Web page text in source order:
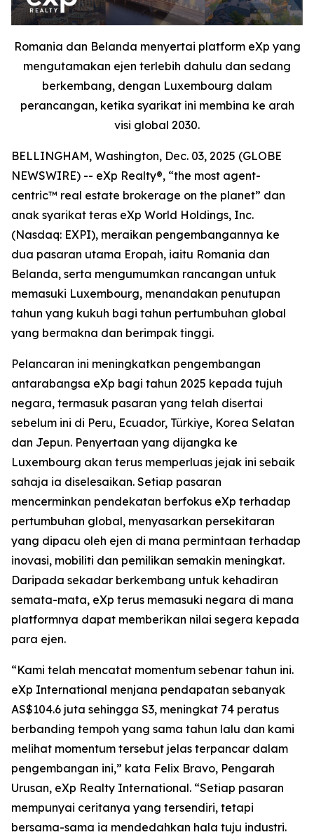
Romania dan Belanda menyertai platform eXp yang
mengutamakan ejen terlebih dahulu dan sedang
berkembang, dengan Luxembourg dalam
perancangan, ketika syarikat ini membina ke arah
visi global 2030.
BELLINGHAM, Washington, Dec. 03, 2025 (GLOBE
NEWSWIRE) -- eXp Realty®, “the most agent-
centric™ real estate brokerage on the planet” dan
anak syarikat teras eXp World Holdings, Inc.
(Nasdaq: EXPI), meraikan pengembangannya ke
dua pasaran utama Eropah, iaitu Romania dan
Belanda, serta mengumumkan rancangan untuk
memasuki Luxembourg, menandakan penutupan
tahun yang kukuh bagi tahun pertumbuhan global
yang bermakna dan berimpak tinggi.
Pelancaran ini meningkatkan pengembangan
antarabangsa eXp bagi tahun 2025 kepada tujuh
negara, termasuk pasaran yang telah disertai
sebelum ini di Peru, Ecuador, Türkiye, Korea Selatan
dan Jepun. Penyertaan yang dijangka ke
Luxembourg akan terus memperluas jejak ini sebaik
sahaja ia diselesaikan. Setiap pasaran
mencerminkan pendekatan berfokus eXp terhadap
pertumbuhan global, menyasarkan persekitaran
yang dipacu oleh ejen di mana permintaan terhadap
inovasi, mobiliti dan pemilikan semakin meningkat.
Daripada sekadar berkembang untuk kehadiran
semata-mata, eXp terus memasuki negara di mana
platformnya dapat memberikan nilai segera kepada
para ejen.
“Kami telah mencatat momentum sebenar tahun ini.
eXp International menjana pendapatan sebanyak
AS$104.6 juta sehingga S3, meningkat 74 peratus
berbanding tempoh yang sama tahun lalu dan kami
melihat momentum tersebut jelas terpancar dalam
pengembangan ini,” kata Felix Bravo, Pengarah
Urusan, eXp Realty International. “Setiap pasaran
mempunyai ceritanya yang tersendiri, tetapi
bersama-sama ia mendedahkan hala tuju industri.